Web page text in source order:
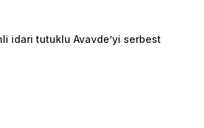
idari tutuklu Avavde’yi serbest